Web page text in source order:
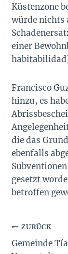
Küstenzone
würde nichts
einer
Francisco
hinzu, es
die das
ebenfalls
gesetzt
betroffen
ZURÜCK
Gemeinde